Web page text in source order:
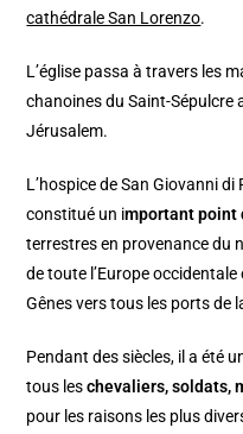
cathédrale San Lorenzo.
L’église passa à travers les
chanoines du Saint-Sépulcre
Jérusalem.
L’hospice de San Giovanni
constitué un important point
terrestres en provenance du
de toute l’Europe
Gênes vers tous les ports de
Pendant des siècles, il a été
tous leschevaliers, soldats,
pour les raisons les plus